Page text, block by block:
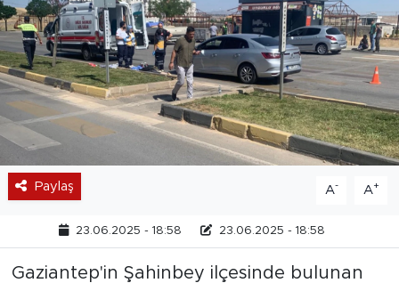
Paylaş A- A+
23.06.2025 - 18:58 23.06.2025 - 18:58
Gaziantep'in Şahinbey ilçesinde bulunan